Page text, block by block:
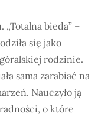
„Totalna bieda” –
się jako
rodzinie.
sama zarabiać na
Nauczyło ją
o które